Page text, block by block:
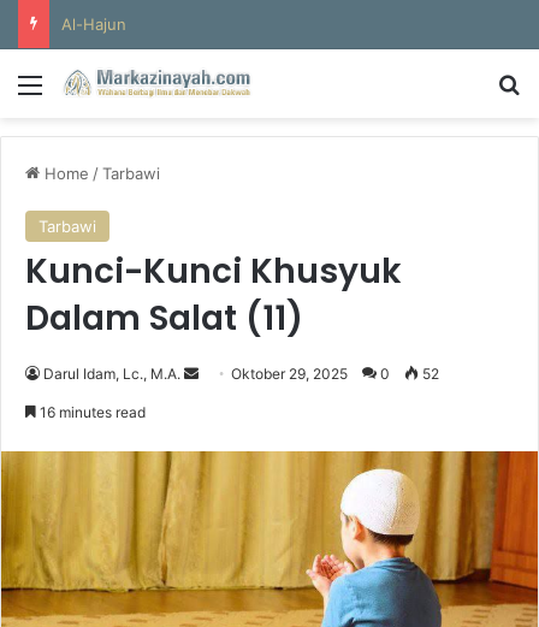
Al-Hajun
Menu
Home /Tarbawi
Tarbawi
Kunci-Kunci Khusyuk
Dalam Salat (11)
Darul Idam, Lc., M.A.
a
Oktober 29, 2025 0 52
16 minutes read